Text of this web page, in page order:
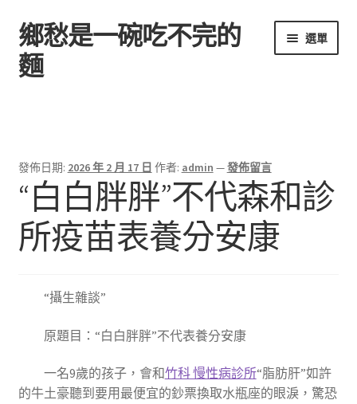
跳
至
導
跳
至
主
鄉愁是一碗吃不完的
麵
選單
發佈日期: 2026 年 2 月 17 日 作者: admin —發佈留言
“白白胖胖”不代森和診
所疫苗表養分安康
“攝生雜談”
原題目：“白白胖胖”不代表養分安康
一名9歲的孩子，會和竹科 慢性病診所“脂肪肝”如許
的牛土豪聽到要用最便宜的鈔票換取水瓶座的眼淚，驚恐